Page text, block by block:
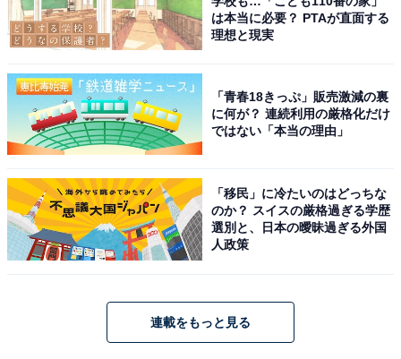
1位：あしかがフラワーパーク（栃木県足利市）／
は本当に必要？ PTAが直面する
理想と現実
「青春18きっぷ」販売激減の裏
に何が？ 連続利用の厳格化だけ
ではない「本当の理由」
「移民」に冷たいのはどっちな
のか？ スイスの厳格過ぎる学歴
選別と、日本の曖昧過ぎる外国
人政策
連載をもっと見る